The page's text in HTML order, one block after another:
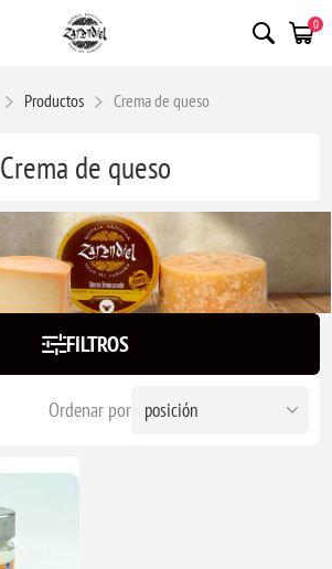
0
Productos Crema de queso
Crema de queso
FILTROS
Ordenar por